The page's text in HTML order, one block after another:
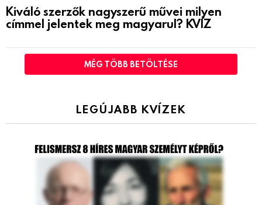
Kiváló szerzők nagyszerű művei milyen
címmel jelentek meg magyarul? KVÍZ
MÉG TÖBB BETÖLTÉSE
LEGÚJABB KVÍZEK